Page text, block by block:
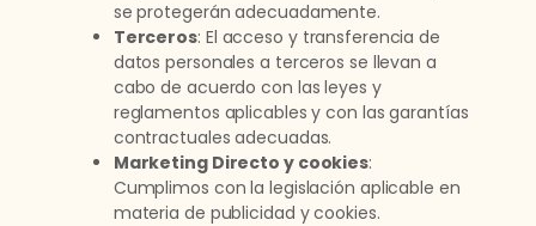
se protegerán adecuadamente.
Terceros: El acceso y transferencia de
datos personales a terceros se llevan a
cabo de acuerdo con las leyes y
reglamentos aplicables y con las garantías
contractuales adecuadas.
Marketing Directo y cookies:
Cumplimos con la legislación aplicable en
materia de publicidad y cookies.